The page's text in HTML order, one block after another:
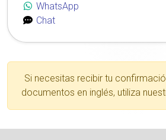
WhatsApp
Chat
Si necesitas recibir tu
documentos en inglés, utiliza